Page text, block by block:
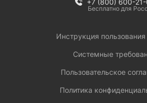
+7 (800) 600-21-
Бесплатно для
Инструкция
Системные
Пользовательское
Политика